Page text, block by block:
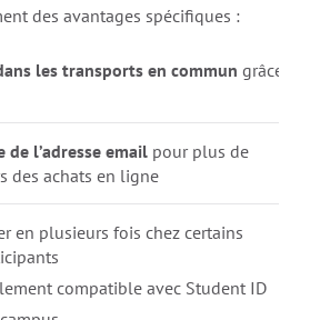
des avantages spécifiques :
les transports en commun grâce
l’adresse email pour plus de
des achats en ligne
en plusieurs fois chez certains
compatible avec Student ID